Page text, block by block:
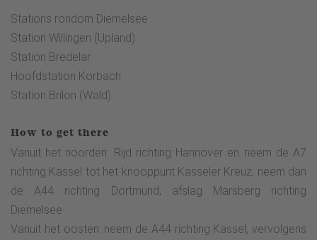
Stations rondom Diemelsee
Station Willingen (Upland)
Station Bredelar
Hoofdstation Korbach
Station Brilon (Wald)
How to get there
Vanuit het noorden: Rijd richting Hannover en neem de A7
richting Kassel tot het knooppunt Kasseler Kreuz, neem dan
de A44 richting Dortmund, afslag Marsberg richting
Diemelsee
Vanuit het oosten: neem de A44 richting Kassel, vervolgens